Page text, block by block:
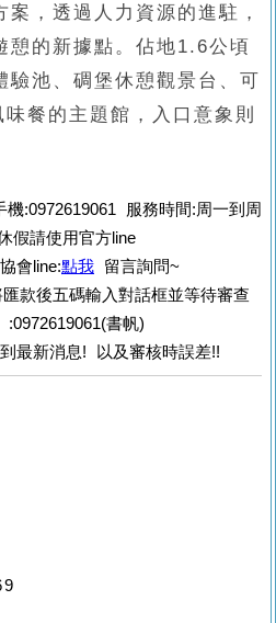
，透過人力資源的進駐，
的新據點。 佔地1.6公頃
驗池、碉堡休憩觀景台、可
味餐的主題館，入口意象則
:0972619061 服務時間:周一到周
假請使用官方line
會line:點我 留言詢問~
匯款後五碼輸入對話框並等待審查
書帆)
最新消息! 以及審核時誤差!!